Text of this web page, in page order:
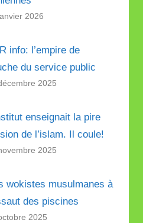
2026
info: l’empire de
du service public
2025
enseignait la pire
de l’islam. Il coule!
2025
wokistes musulmanes à
des piscines
2025